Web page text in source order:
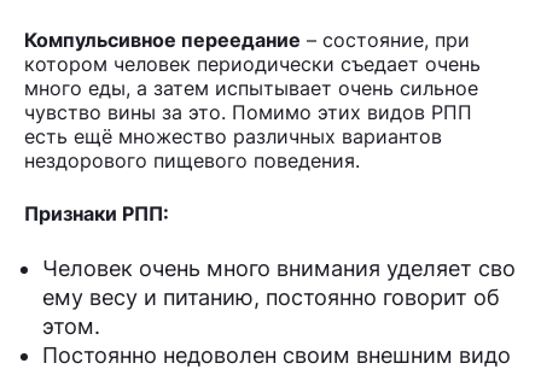
Компульсивное переедание – состояние, при
котором человек периодически съедает очень
много еды, а затем испытывает очень сильное
чувство вины за это. Помимо этих видов РПП
есть ещё множество различных вариантов
нездорового пищевого поведения.
Признаки РПП:
Человек очень много внимания уделяет сво
ему весу и питанию, постоянно говорит об
этом.
Постоянно недоволен своим внешним видо